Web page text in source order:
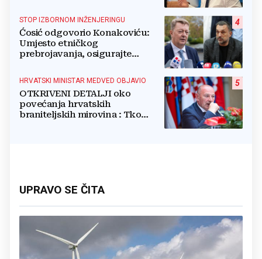
4
STOP IZBORNOM INŽENJERINGU
Ćosić odgovorio Konakoviću:
Umjesto etničkog
prebrojavanja, osigurajte
5
HRVATSKI MINISTAR MEDVED OBJAVIO
OTKRIVENI DETALJI oko
povećanja hrvatskih
braniteljskih mirovina : Tko
UPRAVO SE ČITA